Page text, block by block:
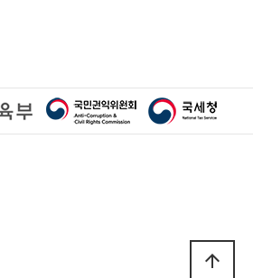
arrow_upward